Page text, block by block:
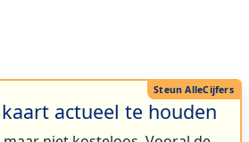
actueel te houden